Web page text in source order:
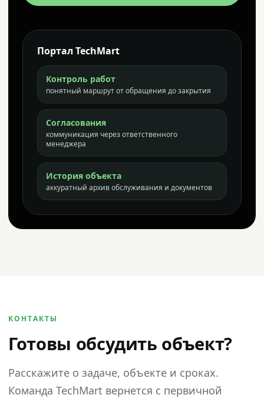
Портал TechMart
Контроль работ
понятный маршрут от обращения до закрытия
Согласования
коммуникация через ответственного
менеджера
История объекта
аккуратный архив обслуживания и документов
КОНТАКТЫ
Готовы обсудить объект?
Расскажите о задаче, объекте и сроках.
Команда TechMart вернется с первичной